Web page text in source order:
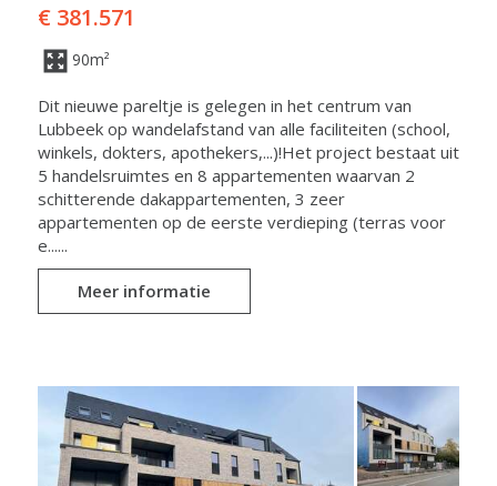
€ 381.571
90m²
Dit nieuwe pareltje is gelegen in het centrum van
Lubbeek op wandelafstand van alle faciliteiten (school,
winkels, dokters, apothekers,...)!Het project bestaat uit
5 handelsruimtes en 8 appartementen waarvan 2
schitterende dakappartementen, 3 zeer
appartementen op de eerste verdieping (terras voor
e......
Meer informatie